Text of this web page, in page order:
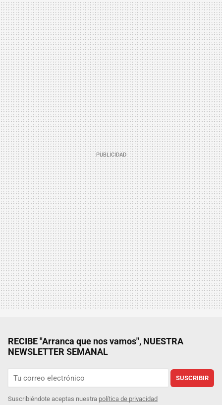
RECIBE "Arranca que nos vamos", NUESTRA
NEWSLETTER SEMANAL
SUSCRIBIR
Suscribiéndote aceptas nuestra política de privacidad